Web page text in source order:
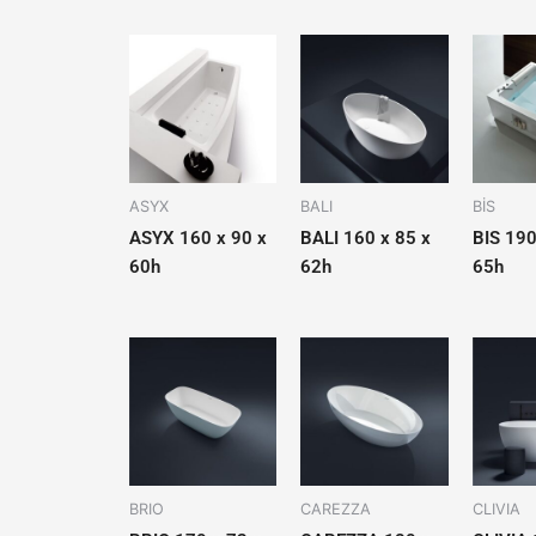
ASYX
ASYX 160 x 90 x
60h
BALI
BALI 160 x 85 x
62h
BİS
BIS
65h
BRIO CAREZZA CLIVIA